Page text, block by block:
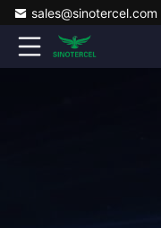
sales@sinotercel.com